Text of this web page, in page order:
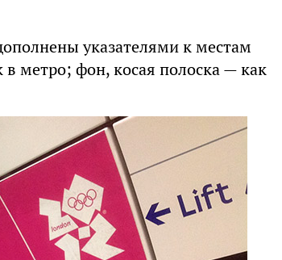
указателями к местам
метро; фон, косая полоска — как